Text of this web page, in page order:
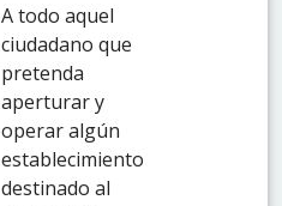
A todo aquel
ciudadano que
pretenda
aperturar y
operar algún
establecimiento
destinado al